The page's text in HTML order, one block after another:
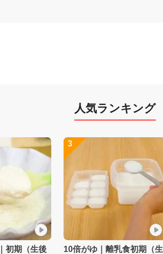
人気ランキング
初期（生後
3
10倍がゆ｜離乳食初期（生